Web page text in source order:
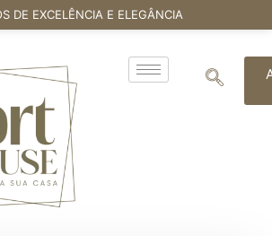
DE EXCELÊNCIA E ELEGÂNCIA